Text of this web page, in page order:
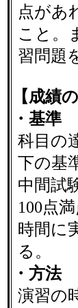
点があ
こと。
習問題
【成績
・基準
科目の
下の基
中間試
100点
時間に
る。
・方法
演習の